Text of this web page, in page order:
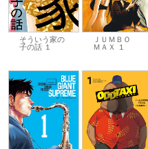
そういう家の
子の話 １
ＪＵＭＢＯ
ＭＡＸ １